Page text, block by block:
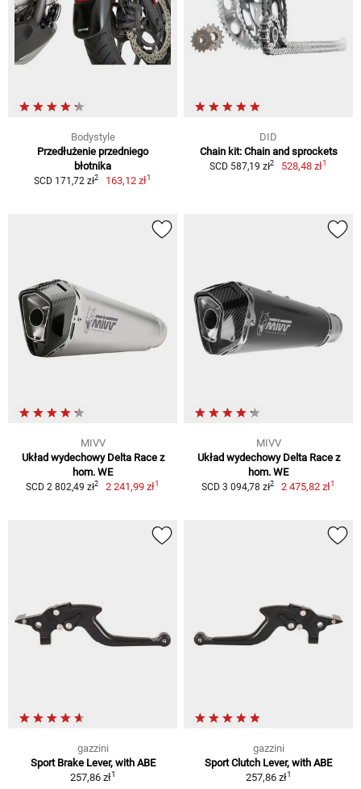
Bodystyle
Przedłużenie przedniego
błotnika
SCD 171,72 zł2 163,12 zł1
DID
Chain kit: Chain and sprockets
SCD 587,19 zł2 528,48 zł1
MIVV
Układ wydechowy Delta Race z
hom. WE
SCD 2 802,49 zł2 2 241,99 zł1
MIVV
Układ wydechowy Delta Race z
hom. WE
SCD 3 094,78 zł2 2 475,82 zł1
gazzini
Sport Brake Lever, with ABE
257,86 zł1
gazzini
Sport Clutch Lever, with ABE
257,86 zł1